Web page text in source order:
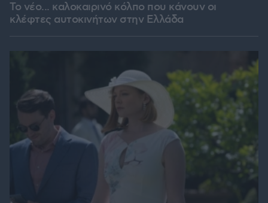
Το νέο... καλοκαιρινό κόλπο που κάνουν οι
κλέφτες αυτοκινήτων στην Ελλάδα